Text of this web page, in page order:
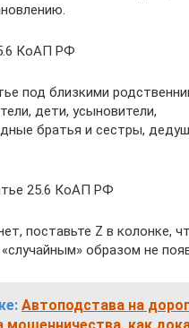
КоАП РФ
под близкими
дети, усыновители,
братья и сестры,
25.6 КоАП РФ
поставьте Z в колонке,
образом не
Автоподстава на
мошенничества, как